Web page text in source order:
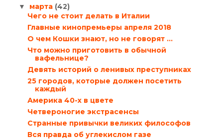
▼ марта (42)
Чего не стоит делать в Италии
Главные ​кинопремьеры апреля 2018
О чем Кошки знают, но не говорят ...
Что можно приготовить в обычной
вафельнице?
Девять историй о ленивых преступниках
25 городов, которые должен посетить
каждый
Америка 40-х в цвете
Четвероногие экстрасенсы
Странные привычки великих философов
Вся правда об углекислом газе